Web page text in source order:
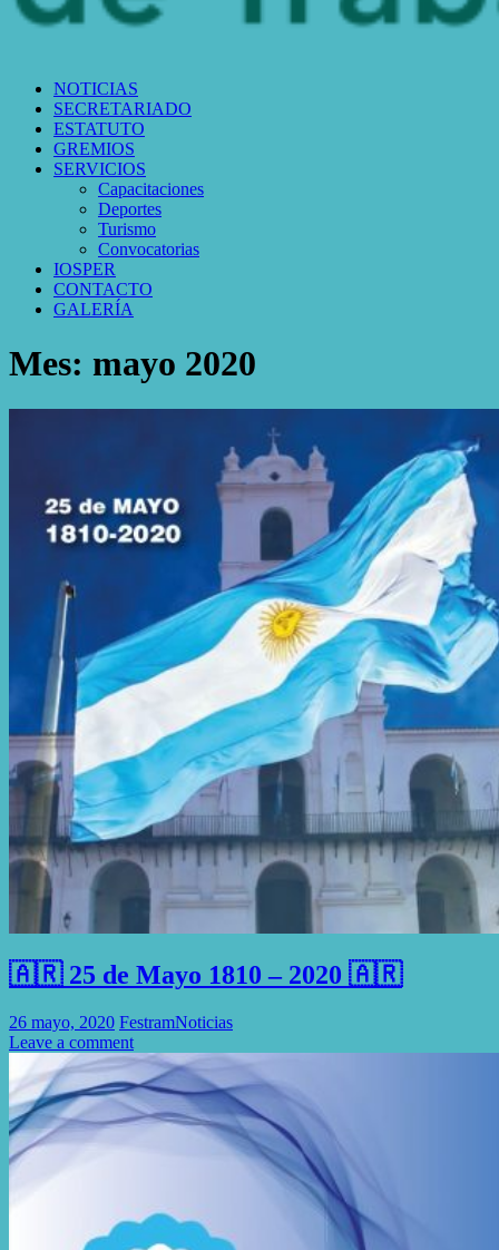
NOTICIAS
SECRETARIADO
ESTATUTO
GREMIOS
SERVICIOS
Capacitaciones
Deportes
Turismo
Convocatorias
IOSPER
CONTACTO
GALERÍA
Mes: mayo 2020
🇦🇷 25 de Mayo 1810 – 2020 🇦🇷
26 mayo, 2020 FestramNoticias
Leave a comment